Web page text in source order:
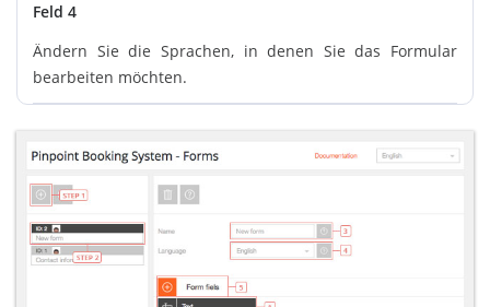
Feld 4
Ändern Sie die Sprachen, in denen Sie das Formular
bearbeiten möchten.